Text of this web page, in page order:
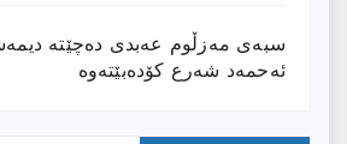
سبەی مەزڵوم عەبدی دەچێتە
ئەحمەد شەرع کۆدەبێتەوە